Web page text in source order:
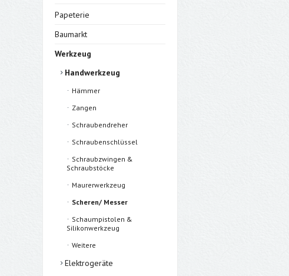
Papeterie
Baumarkt
Werkzeug
Handwerkzeug
Hämmer
Zangen
Schraubendreher
Schraubenschlüssel
Schraubzwingen &
Schraubstöcke
Maurerwerkzeug
Scheren/ Messer
Schaumpistolen &
Silikonwerkzeug
Weitere
Elektrogeräte